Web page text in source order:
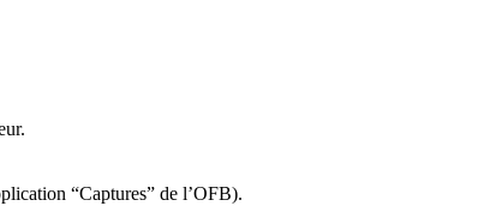
“Captures” de l’OFB).